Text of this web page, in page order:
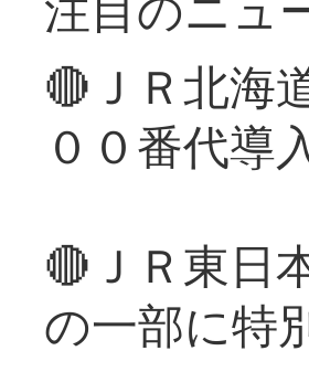
🔴ＪＲ北海
００番代導
🔴ＪＲ東日
の一部に特